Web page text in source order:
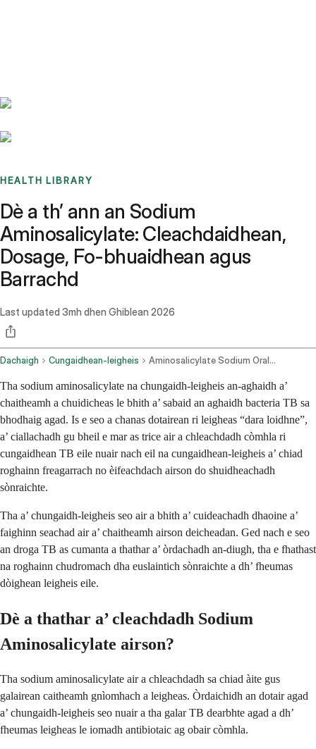
HEALTH LIBRARY
Dè a th’ ann an Sodium
Aminosalicylate: Cleachdaidhean,
Dosage, Fo-bhuaidhean agus
Barrachd
Last updated 3mh dhen Ghiblean 2026
Dachaigh Cungaidhean-leigheis Aminosalicylate Sodium Oral Route
Tha sodium aminosalicylate na chungaidh-leigheis an-aghaidh a’
chaitheamh a chuidicheas le bhith a’ sabaid an aghaidh bacteria TB sa
bhodhaig agad. Is e seo a chanas dotairean ri leigheas “dara loidhne”,
a’ ciallachadh gu bheil e mar as trice air a chleachdadh còmhla ri
cungaidhean TB eile nuair nach eil na cungaidhean-leigheis a’ chiad
roghainn freagarrach no èifeachdach airson do shuidheachadh
sònraichte.
Tha a’ chungaidh-leigheis seo air a bhith a’ cuideachadh dhaoine a’
faighinn seachad air a’ chaitheamh airson deicheadan. Ged nach e seo
an droga TB as cumanta a thathar a’ òrdachadh an-diugh, tha e fhathast
na roghainn chudromach dha euslaintich sònraichte a dh’ fheumas
dòighean leigheis eile.
Dè a thathar a’ cleachdadh Sodium
Aminosalicylate airson?
Tha sodium aminosalicylate air a chleachdadh sa chiad àite gus
galairean caitheamh gnìomhach a leigheas. Òrdaichidh an dotair agad
a’ chungaidh-leigheis seo nuair a tha galar TB dearbhte agad a dh’
fheumas leigheas le iomadh antibiotaic ag obair còmhla.